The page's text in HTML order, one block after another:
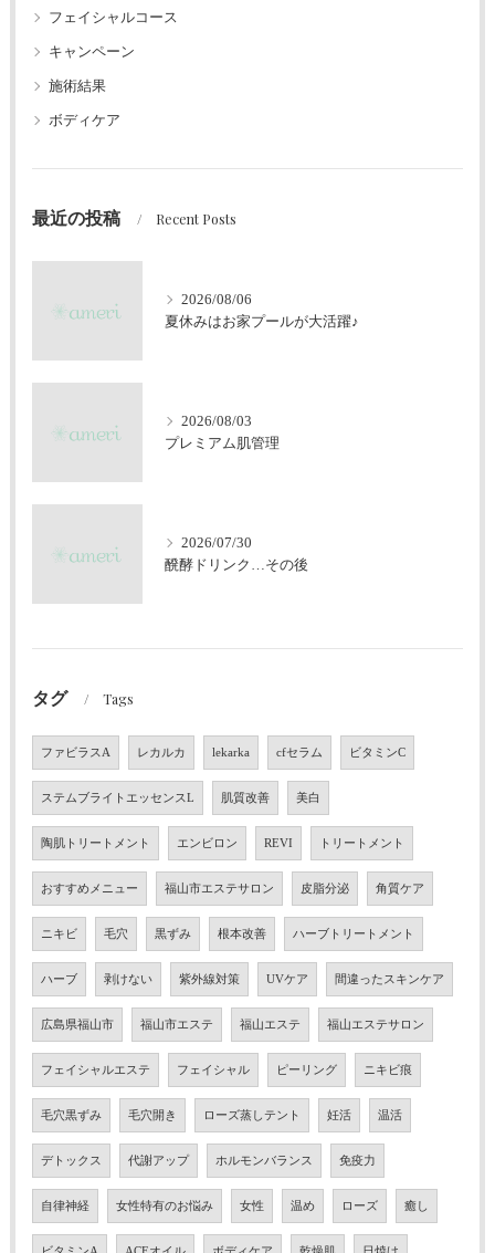
フェイシャルコース
キャンペーン
施術結果
ボディケア
最近の投稿 Recent Posts
2026/08/06
夏休みはお家プールが大活躍♪
2026/08/03
プレミアム肌管理
2026/07/30
醗酵ドリンク…その後
タグ Tags
ファビラスA レカルカ lekarka cfセラム ビタミンC
ステムブライトエッセンスL 肌質改善 美白
陶肌トリートメント エンビロン REVI トリートメント
おすすめメニュー 福山市エステサロン 皮脂分泌 角質ケア
ニキビ 毛穴 黒ずみ 根本改善 ハーブトリートメント
ハーブ 剥けない 紫外線対策 UVケア 間違ったスキンケア
広島県福山市 福山市エステ 福山エステ 福山エステサロン
フェイシャルエステ フェイシャル ピーリング ニキビ痕
毛穴黒ずみ 毛穴開き ローズ蒸しテント 妊活 温活
デトックス 代謝アップ ホルモンバランス 免疫力
自律神経 女性特有のお悩み 女性 温め ローズ 癒し